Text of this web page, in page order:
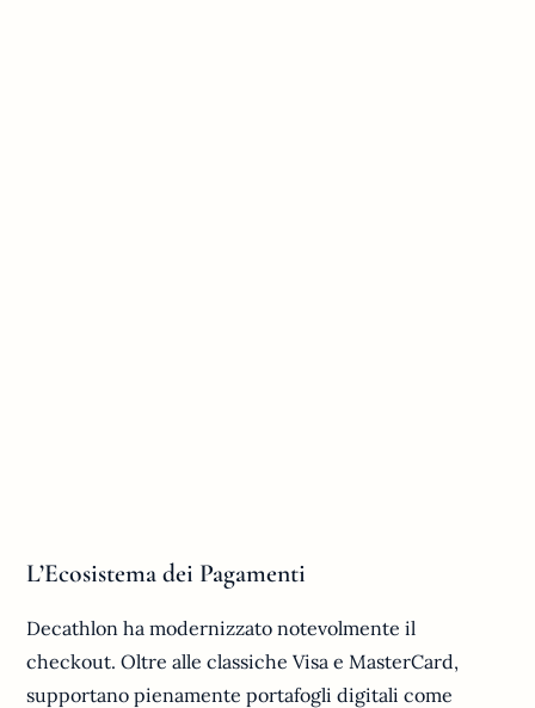
L’Ecosistema dei Pagamenti
Decathlon ha modernizzato notevolmente il
checkout. Oltre alle classiche Visa e MasterCard,
supportano pienamente portafogli digitali come